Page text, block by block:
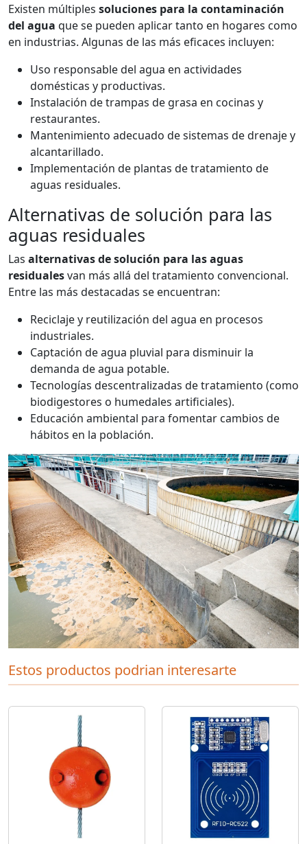
Existen múltiples soluciones para la contaminación
del agua que se pueden aplicar tanto en hogares como
en industrias. Algunas de las más eficaces incluyen:
Uso responsable del agua en actividades
domésticas y productivas.
Instalación de trampas de grasa en cocinas y
restaurantes.
Mantenimiento adecuado de sistemas de drenaje y
alcantarillado.
Implementación de plantas de tratamiento de
aguas residuales.
Alternativas de solución para las
aguas residuales
Las alternativas de solución para las aguas
residualesvan más allá del tratamiento convencional.
Entre las más destacadas se encuentran:
Reciclaje y reutilización del agua en procesos
industriales.
Captación de agua pluvial para disminuir la
demanda de agua potable.
Tecnologías descentralizadas de tratamiento (como
biodigestores o humedales artificiales).
Educación ambiental para fomentar cambios de
hábitos en la población.
Estos productos podrian interesarte